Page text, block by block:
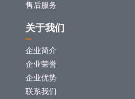
售后服务
关于我们
企业简介
企业荣誉
企业优势
联系我们